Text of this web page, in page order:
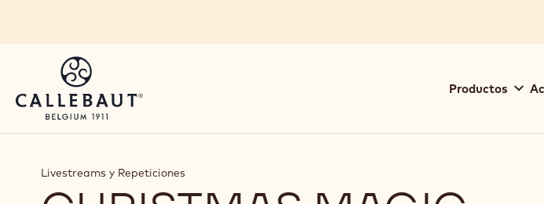
navigation
Productos
Livestreams y Repeticiones